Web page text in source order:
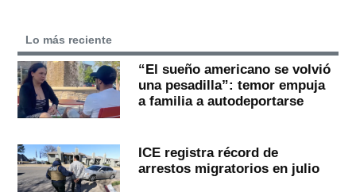
Lo más reciente
“El sueño americano se volvió
una pesadilla”: temor empuja
a familia a autodeportarse
ICE registra récord de
arrestos migratorios en julio